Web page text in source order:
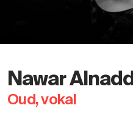
Nawar
Oud, vokal